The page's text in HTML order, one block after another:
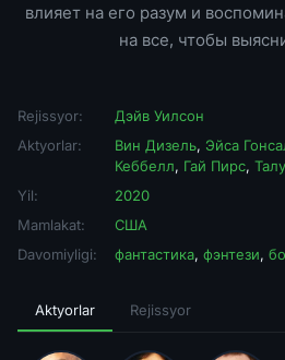
влияет на его разум и
на все, чтобы
Rejissyor:
Дэйв Уилсон
Aktyorlar:
Вин Дизель, Эйса
Кеббелл, Гай Пирс,
Yil:
2020
Mamlakat:
США
Davomiyligi:
фантастика, фэнтези,
Aktyorlar Rejissyor